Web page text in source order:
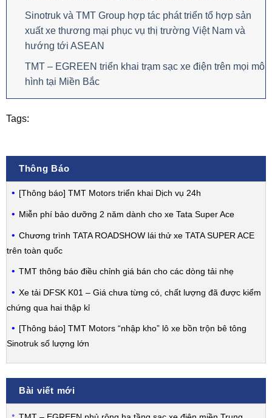
Sinotruk và TMT Group hợp tác phát triển tổ hợp sản
xuất xe thương mại phục vụ thị trường Việt Nam và
hướng tới ASEAN
TMT – EGREEN triển khai trạm sạc xe điện trên mọi mô
hình tại Miền Bắc
Tags:
Thông Báo
[Thông báo] TMT Motors triển khai Dịch vụ 24h
Miễn phí bảo dưỡng 2 năm dành cho xe Tata Super Ace
Chương trình TATA ROADSHOW lái thử xe TATA SUPER ACE
trên toàn quốc
TMT thông báo điều chỉnh giá bán cho các dòng tải nhẹ
Xe tải DFSK K01 – Giá chưa từng có, chất lượng đã được kiểm
chứng qua hai thập kỉ
[Thông báo] TMT Motors “nhập kho” lô xe bồn trộn bê tông
Sinotruk số lượng lớn
Bài viết mới